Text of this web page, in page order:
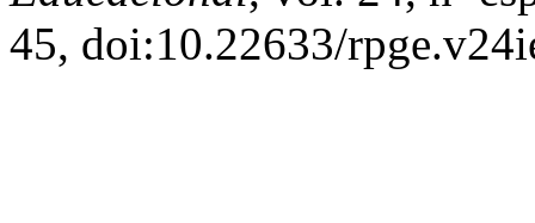
45, doi:10.22633/